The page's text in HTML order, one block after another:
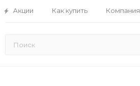
Акции Как купить Компания